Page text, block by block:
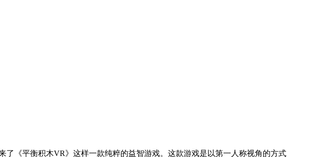
了《平衡积木VR》这样一款纯粹的益智游戏。这款游戏是以第一人称视角的方式